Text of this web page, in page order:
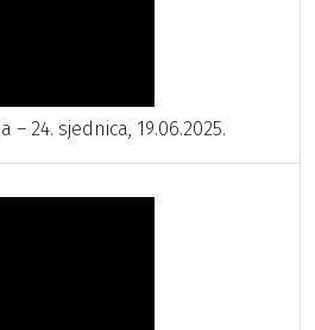
24. sjednica, 19.06.2025.